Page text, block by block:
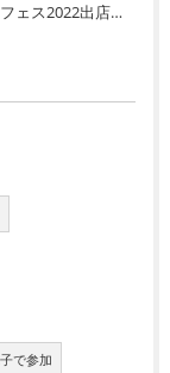
ハンドメイドインジャパンフェス2022出店のお知らせ【ニャンドゥティ】【東京ビッグサイト】【mingle-ミングル-】【magia-マヒア-】
で参加